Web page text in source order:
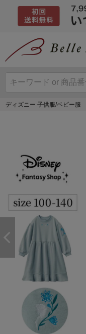
ディズニー 子供服/ベビー服